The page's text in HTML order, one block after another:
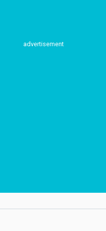
advertisement